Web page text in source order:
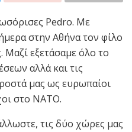
Pedro. Με
στην Αθήνα τον φίλο
εξετάσαμε όλο το
αλλά και τις
μας ως ευρωπαίοι
στο ΝΑΤΟ.
τις δύο χώρες μας